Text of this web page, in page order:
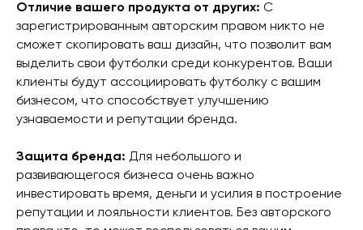
Отличие вашего продукта от других: С
зарегистрированным авторским правом никто не
сможет скопировать ваш дизайн, что позволит вам
выделить свои футболки среди конкурентов. Ваши
клиенты будут ассоциировать футболку с вашим
бизнесом, что способствует улучшению
узнаваемости и репутации бренда.
Защита бренда: Для небольшого и
развивающегося бизнеса очень важно
инвестировать время, деньги и усилия в построение
репутации и лояльности клиентов. Без авторского